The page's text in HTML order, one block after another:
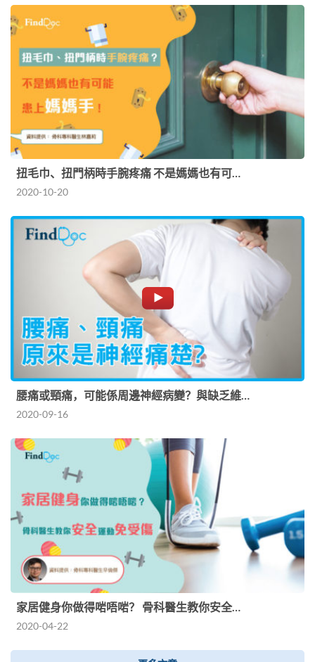
扭毛巾、扭門柄時手腕疼痛 不是媽媽也有可…
2020-10-20
腰痛或頸痛，可能係周邊神經病變？與缺乏維…
2020-09-16
家居健身你做得啱唔啱？ 骨科醫生教你安全…
2020-04-22